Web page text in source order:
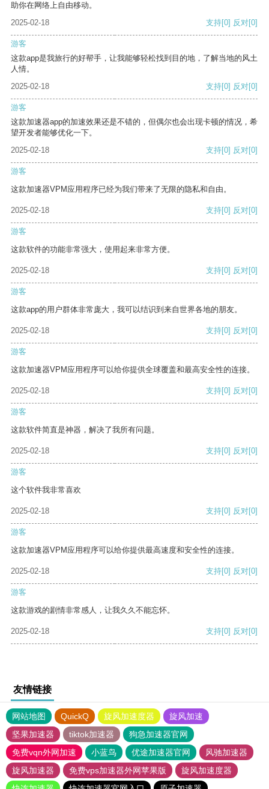
助你在网络上自由移动。
2025-02-18
支持[0] 反对[0]
游客
这款app是我旅行的好帮手，让我能够轻松找到目的地，了解当地的风土
人情。
2025-02-18
支持[0] 反对[0]
游客
这款加速器app的加速效果还是不错的，但偶尔也会出现卡顿的情况，希
望开发者能够优化一下。
2025-02-18
支持[0] 反对[0]
游客
这款加速器VPM应用程序已经为我们带来了无限的隐私和自由。
2025-02-18 支持[0] 反对[0]
游客
这款软件的功能非常强大，使用起来非常方便。
2025-02-18 支持[0] 反对[0]
游客
这款app的用户群体非常庞大，我可以结识到来自世界各地的朋友。
2025-02-18 支持[0] 反对[0]
游客
这款加速器VPM应用程序可以给你提供全球覆盖和最高安全性的连接。
2025-02-18 支持[0] 反对[0]
游客
这款软件简直是神器，解决了我所有问题。
2025-02-18 支持[0] 反对[0]
游客
这个软件我非常喜欢
2025-02-18 支持[0] 反对[0]
游客
这款加速器VPM应用程序可以给你提供最高速度和安全性的连接。
2025-02-18 支持[0] 反对[0]
游客
这款游戏的剧情非常感人，让我久久不能忘怀。
2025-02-18 支持[0] 反对[0]
友情链接
网站地图 QuickQ 旋风加速度器
旋风加速
坚果加速器
tiktok加速器
狗急加速器官网
免费vqn外网加速
小蓝鸟 优途加速器官网
风驰加速器
旋风加速器
免费vps加速器外网苹果版
旋风加速度器